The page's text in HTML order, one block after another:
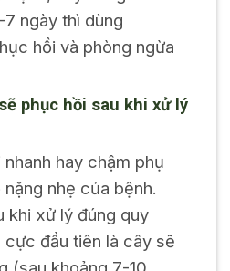
ngày thì dùng
hồi và phòng ngừa
phục hồi sau khi xử lý
hay chậm phụ
nhẹ của bệnh.
khi xử lý đúng quy
cực đầu tiên là cây sẽ